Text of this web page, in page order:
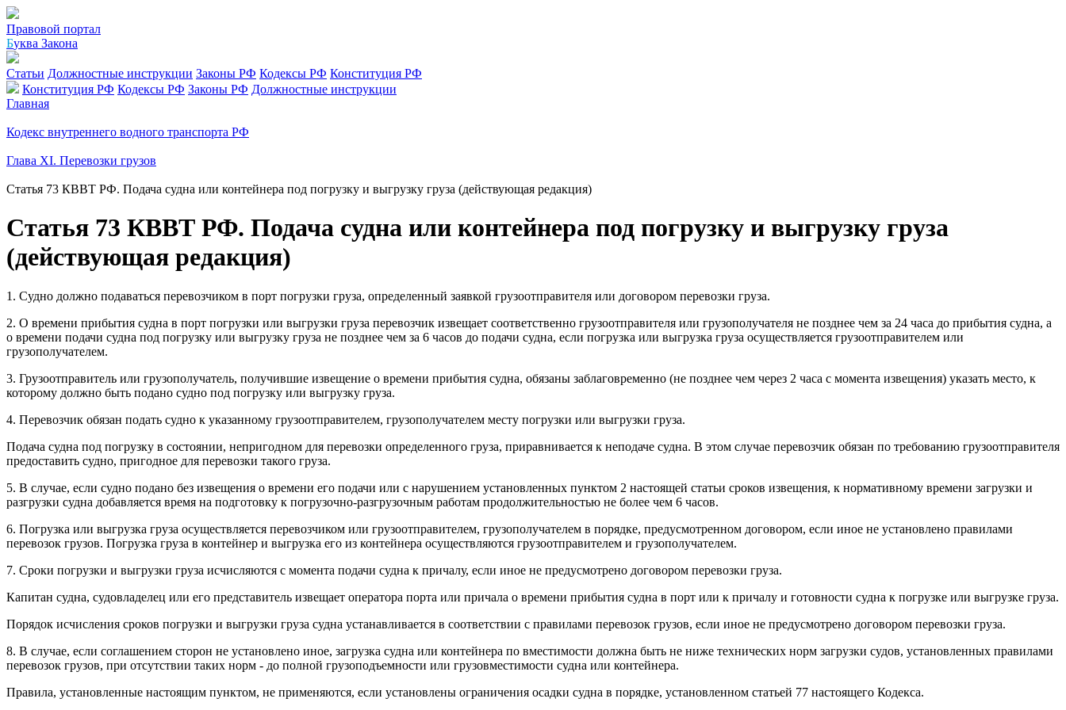
Правовой портал
Буква Закона
Статьи Должностные инструкции Законы РФ Кодексы РФ Конституция РФ
Конституция РФ Кодексы РФ Законы РФ Должностные инструкции
Главная
Кодекс внутреннего водного транспорта РФ
Глава XI. Перевозки грузов
Статья 73 КВВТ РФ. Подача судна или контейнера под погрузку и выгрузку груза (действующая редакция)
Статья 73 КВВТ РФ. Подача судна или контейнера под погрузку и выгрузку груза
(действующая редакция)
1. Судно должно подаваться перевозчиком в порт погрузки груза, определенный заявкой грузоотправителя или договором перевозки груза.
2. О времени прибытия судна в порт погрузки или выгрузки груза перевозчик извещает соответственно грузоотправителя или грузополучателя не позднее чем за 24 часа до прибытия судна, а
о времени подачи судна под погрузку или выгрузку груза не позднее чем за 6 часов до подачи судна, если погрузка или выгрузка груза осуществляется грузоотправителем или
грузополучателем.
3. Грузоотправитель или грузополучатель, получившие извещение о времени прибытия судна, обязаны заблаговременно (не позднее чем через 2 часа с момента извещения) указать место, к
которому должно быть подано судно под погрузку или выгрузку груза.
4. Перевозчик обязан подать судно к указанному грузоотправителем, грузополучателем месту погрузки или выгрузки груза.
Подача судна под погрузку в состоянии, непригодном для перевозки определенного груза, приравнивается к неподаче судна. В этом случае перевозчик обязан по требованию грузоотправителя
предоставить судно, пригодное для перевозки такого груза.
5. В случае, если судно подано без извещения о времени его подачи или с нарушением установленных пунктом 2 настоящей статьи сроков извещения, к нормативному времени загрузки и
разгрузки судна добавляется время на подготовку к погрузочно-разгрузочным работам продолжительностью не более чем 6 часов.
6. Погрузка или выгрузка груза осуществляется перевозчиком или грузоотправителем, грузополучателем в порядке, предусмотренном договором, если иное не установлено правилами
перевозок грузов. Погрузка груза в контейнер и выгрузка его из контейнера осуществляются грузоотправителем и грузополучателем.
7. Сроки погрузки и выгрузки груза исчисляются с момента подачи судна к причалу, если иное не предусмотрено договором перевозки груза.
Капитан судна, судовладелец или его представитель извещает оператора порта или причала о времени прибытия судна в порт или к причалу и готовности судна к погрузке или выгрузке груза.
Порядок исчисления сроков погрузки и выгрузки груза судна устанавливается в соответствии с правилами перевозок грузов, если иное не предусмотрено договором перевозки груза.
8. В случае, если соглашением сторон не установлено иное, загрузка судна или контейнера по вместимости должна быть не ниже технических норм загрузки судов, установленных правилами
перевозок грузов, при отсутствии таких норм - до полной грузоподъемности или грузовместимости судна или контейнера.
Правила, установленные настоящим пунктом, не применяются, если установлены ограничения осадки судна в порядке, установленном статьей 77 настоящего Кодекса.